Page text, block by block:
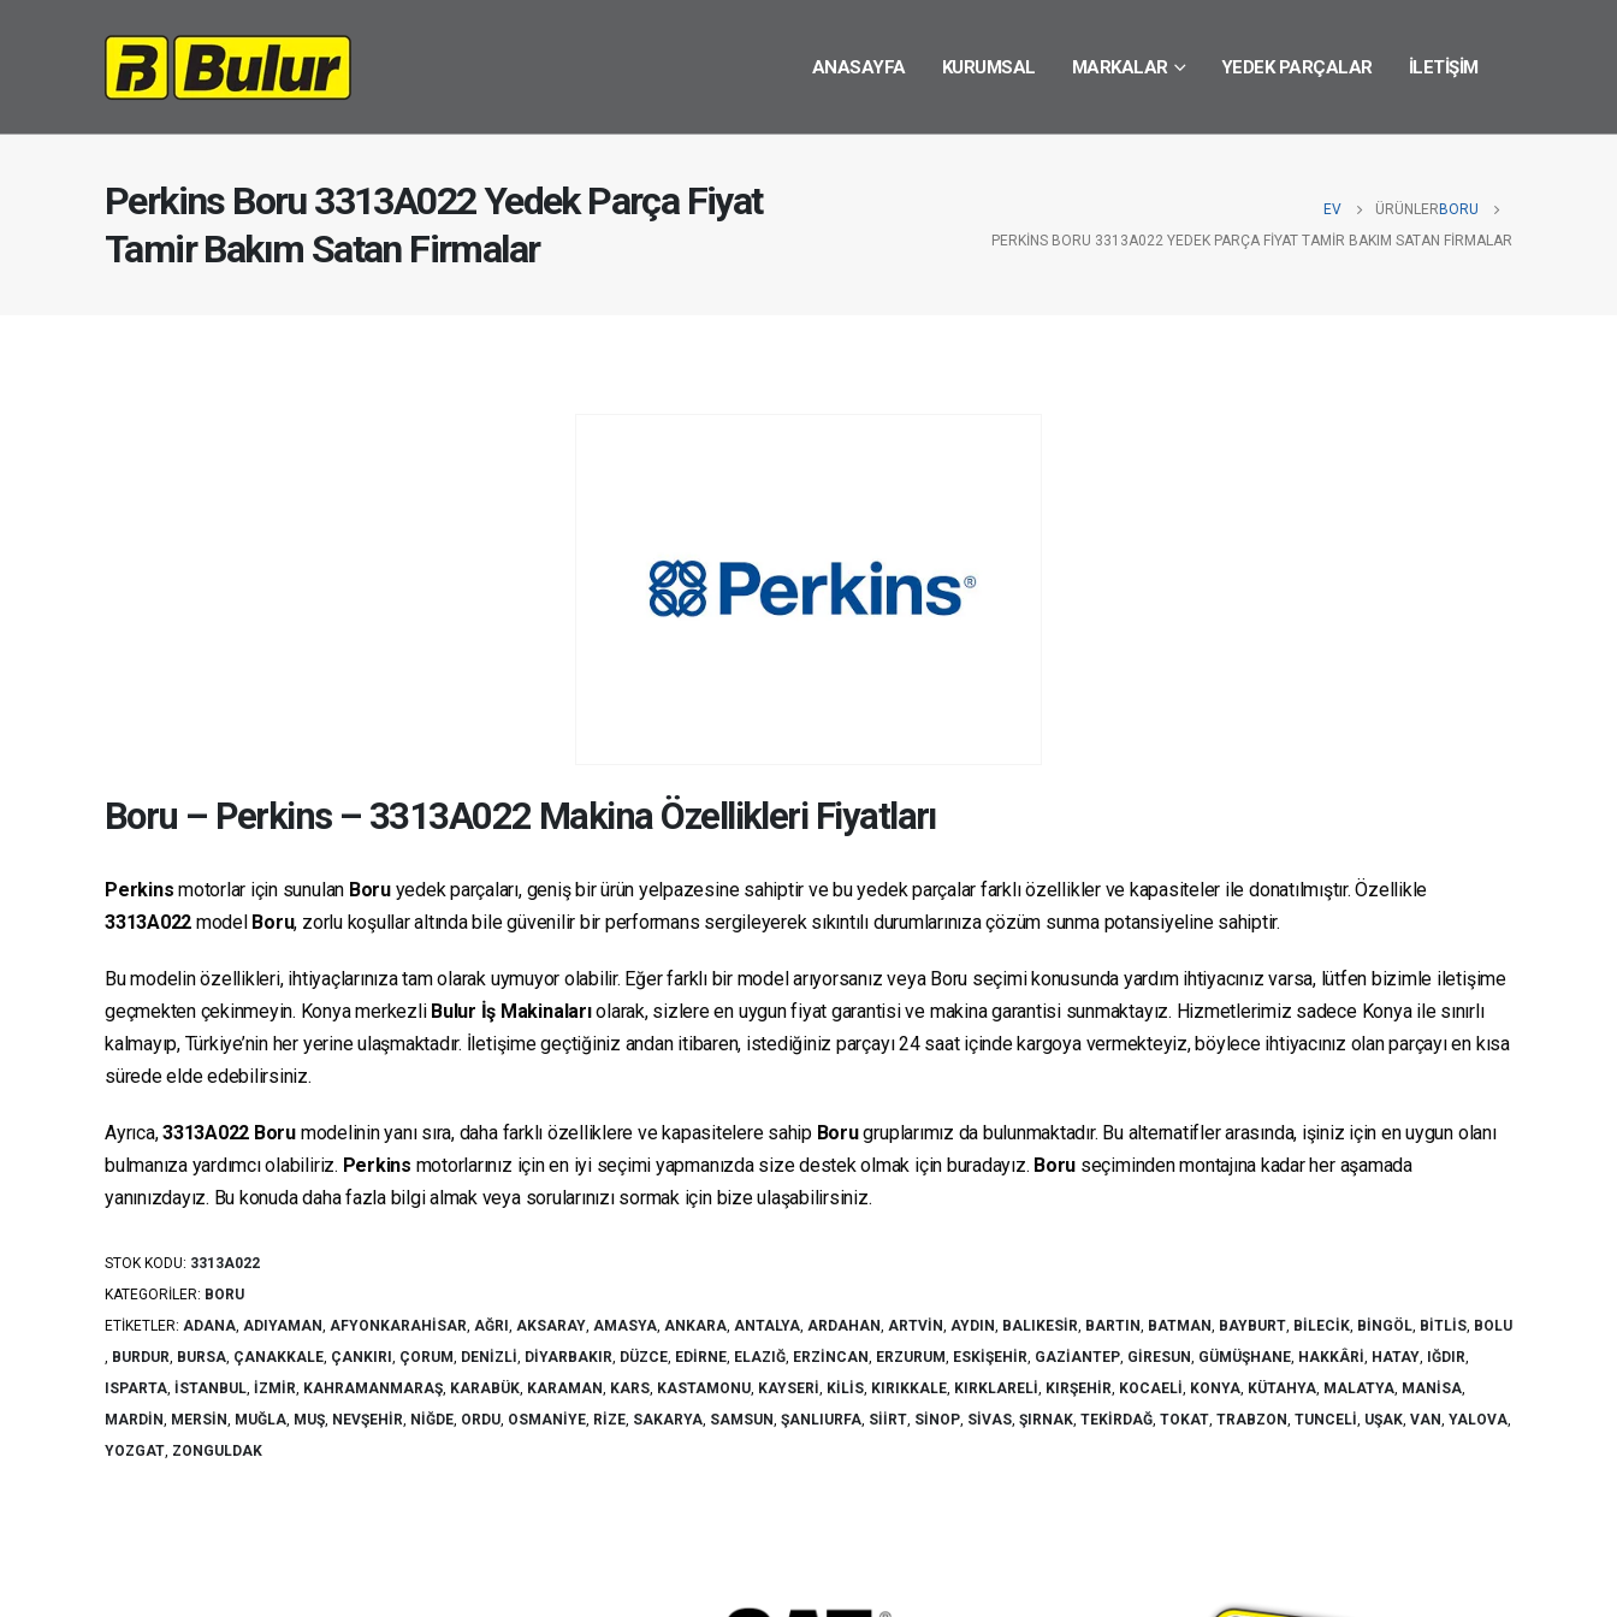
ANASAYFA KURUMSAL MARKALAR YEDEK PARÇALAR İLETIŞIM
Perkins Boru 3313A022 Yedek Parça Fiyat
Tamir Bakım Satan Firmalar
EV ÜRÜNLER BORU
PERKINS BORU 3313A022 YEDEK PARÇA FIYAT TAMIR BAKIM SATAN FIRMALAR
Boru – Perkins– 3313A022 Makina Özellikleri Fiyatları
Perkins motorlar için sunulan Boruyedek parçaları, geniş bir ürün yelpazesine sahiptir ve bu yedek parçalar farklı özellikler ve kapasiteler ile donatılmıştır. Özellikle
3313A022 model Boru, zorlu koşullar altında bile güvenilir bir performans sergileyerek sıkıntılı durumlarınıza çözüm sunma potansiyeline sahiptir.
Bu modelin özellikleri, ihtiyaçlarınıza tam olarak uymuyor olabilir. Eğer farklı bir model arıyorsanız veya Boru seçimi konusunda yardım ihtiyacınız varsa, lütfen bizimle iletişime
geçmekten çekinmeyin. Konya merkezli Bulur İş Makinalarıolarak, sizlere en uygun fiyat garantisi ve makina garantisi sunmaktayız. Hizmetlerimiz sadece Konya ile sınırlı
kalmayıp, Türkiye’nin her yerine ulaşmaktadır. İletişime geçtiğiniz andan itibaren, istediğiniz parçayı 24 saat içinde kargoya vermekteyiz, böylece ihtiyacınız olan parçayı en kısa
sürede elde edebilirsiniz.
Ayrıca,3313A022 Boru modelinin yanı sıra, daha farklı özelliklere ve kapasitelere sahip Borugruplarımız da bulunmaktadır. Bu alternatifler arasında, işiniz için en uygun olanı
bulmanıza yardımcı olabiliriz. Perkins motorlarınız için en iyi seçimi yapmanızda size destek olmak için buradayız. Boru seçiminden montajına kadar her aşamada
yanınızdayız. Bu konuda daha fazla bilgi almak veya sorularınızı sormak için bize ulaşabilirsiniz.
STOK KODU: 3313A022
KATEGORILER: BORU
ETIKETLER: ADANA, ADIYAMAN, AFYONKARAHISAR, AĞRI , AKSARAY, AMASYA, ANKARA, ANTALYA, ARDAHAN, ARTVIN, AYDIN, BALIKESIR, BARTIN, BATMAN, BAYBURT, BILECIK, BINGÖL, BITLIS, BOLU
, BURDUR, BURSA, ÇANAKKALE, ÇANKIRI , ÇORUM, DENIZLI, DIYARBAKIR, DÜZCE, EDIRNE, ELAZIĞ, ERZINCAN, ERZURUM, ESKIŞEHIR, GAZIANTEP, GIRESUN, GÜMÜŞHANE, HAKKÂRI, HATAY, IĞDIR,
ISPARTA, İSTANBUL, İZMIR, KAHRAMANMARAŞ, KARABÜK, KARAMAN, KARS, KASTAMONU, KAYSERI, KILIS, KIRIKKALE, KIRKLARELI, KIRŞEHIR, KOCAELI, KONYA, KÜTAHYA, MALATYA, MANISA,
MARDIN, MERSIN, MUĞLA, MUŞ, NEVŞEHIR, NIĞDE, ORDU, OSMANIYE, RIZE, SAKARYA, SAMSUN, ŞANLIURFA, SIIRT, SINOP, SIVAS, ŞIRNAK, TEKIRDAĞ, TOKAT, TRABZON, TUNCELI, UŞAK, VAN, YALOVA,
YOZGAT, ZONGULDAK